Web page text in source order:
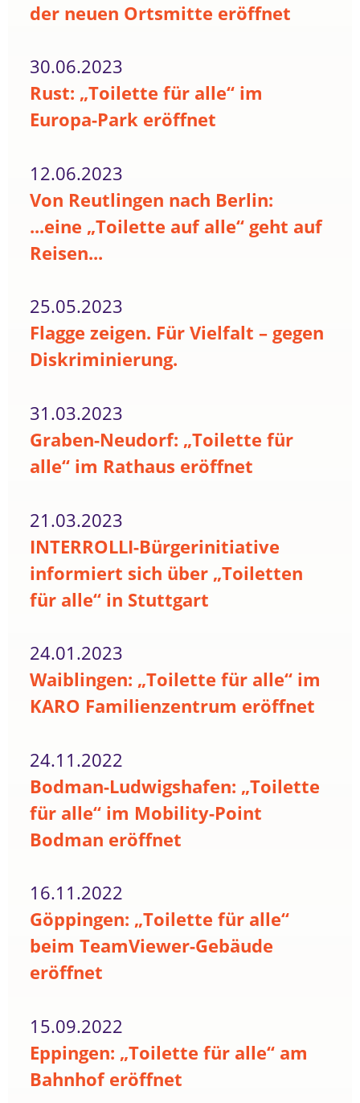
der neuen Ortsmitte eröffnet
30.06.2023
Rust: „Toilette für alle“ im
Europa-Park eröffnet
12.06.2023
Von Reutlingen nach Berlin:
...eine „Toilette auf alle“ geht auf
Reisen...
25.05.2023
Flagge zeigen. Für Vielfalt – gegen
Diskriminierung.
31.03.2023
Graben-Neudorf: „Toilette für
alle“ im Rathaus eröffnet
21.03.2023
INTERROLLI-Bürgerinitiative
informiert sich über „Toiletten
für alle“ in Stuttgart
24.01.2023
Waiblingen: „Toilette für alle“ im
KARO Familienzentrum eröffnet
24.11.2022
Bodman-Ludwigshafen: „Toilette
für alle“ im Mobility-Point
Bodman eröffnet
16.11.2022
Göppingen: „Toilette für alle“
beim TeamViewer-Gebäude
eröffnet
15.09.2022
Eppingen: „Toilette für alle“ am
Bahnhof eröffnet